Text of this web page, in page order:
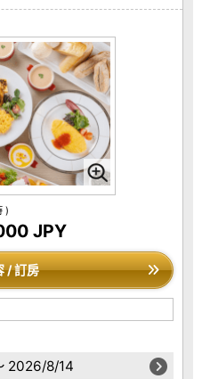
)
JPY
/ 訂房
2026/8/14